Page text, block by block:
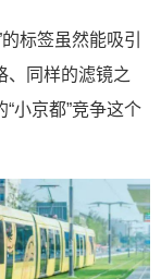
标签虽然能吸引
、同样的滤镜之
小京都”竞争这个